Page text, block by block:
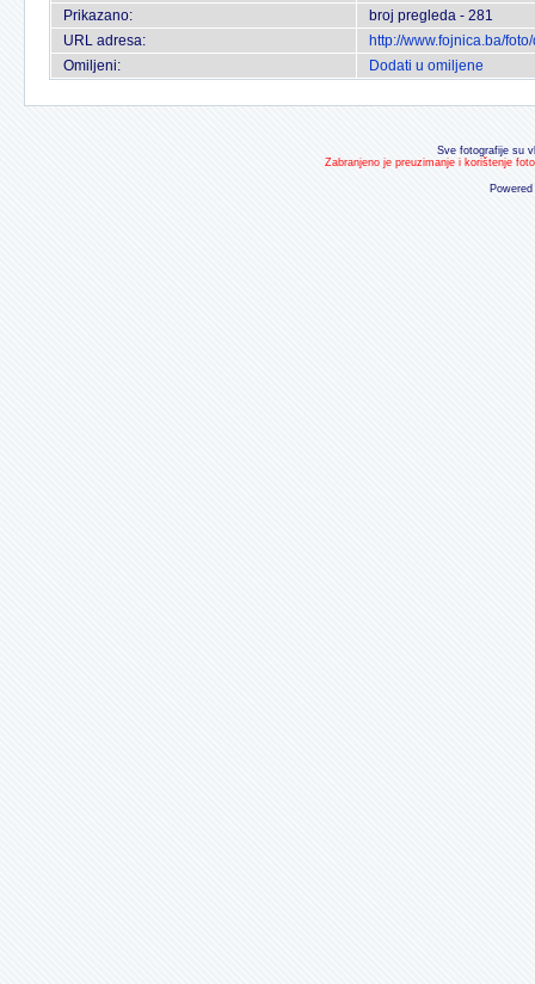
Prikazano:
broj pregleda - 281
URL adresa:
http://www.fojnica.ba/
Omiljeni:
Dodati u omiljene
Sve fotografije su
Zabranjeno je preuzimanje i korištenje